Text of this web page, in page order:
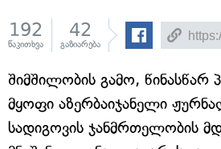
192
წაკითხვა
42
გაზიარება
შიმშილობის გამო, წინასწარ
მყოფი აზერბაიჯანელი
სადიგოვის ჯანმრთელობის